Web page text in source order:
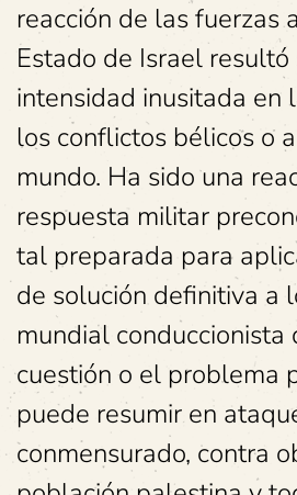
reacción de las fuerzas
Estado de Israel resultó
intensidad inusitada en
los conflictos bélicos o
mundo. Ha sido una
respuesta militar
tal preparada para
de solución definitiva a
mundial conduccionista
cuestión o el problema
puede resumir en
conmensurado, contra